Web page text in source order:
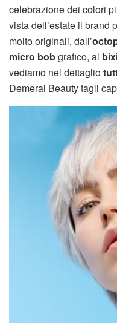
celebrazione dei colori
vista dell’estate il brand
molto originali, dall’
micro bobgrafico, al
vediamo nel dettaglio
Demeral Beauty tagli